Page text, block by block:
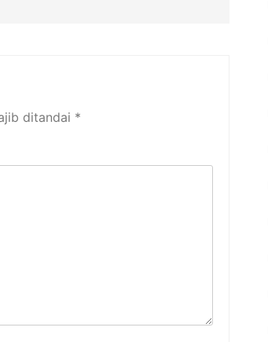
ditandai *